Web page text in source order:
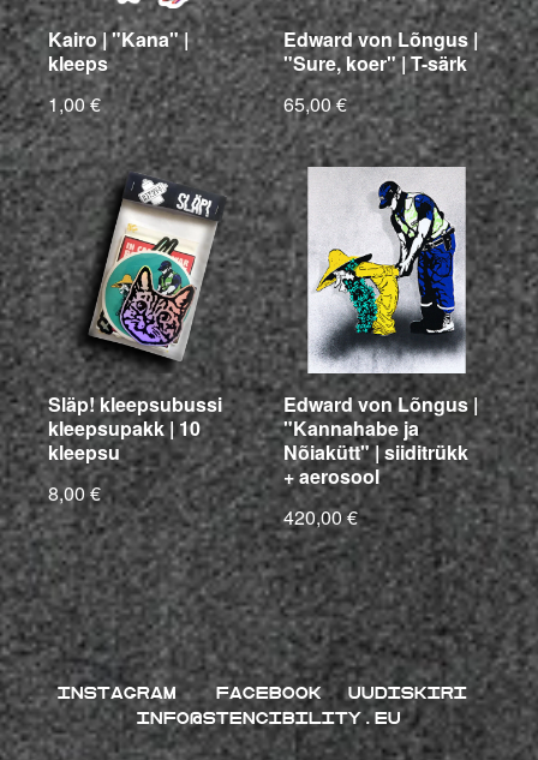
Kairo | "Kana" |
kleeps
1,00 €
Edward von Lõngus |
"Sure, koer" | T-särk
65,00 €
Släp! kleepsubussi
kleepsupakk | 10
kleepsu
8,00 €
Edward von Lõngus |
"Kannahabe ja
Nõiakütt" | siiditrükk
+ aerosool
420,00 €
INSTAGRAM FACEBOOK
UUDISKIRI
INFO@STENCIBILITY.EU